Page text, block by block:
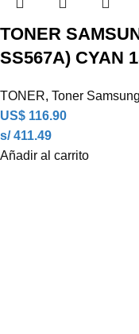
TONER
SS567A) CYAN
TONER, Toner Samsung
US$ 116.90
s/ 411.49
Añadir al carrito